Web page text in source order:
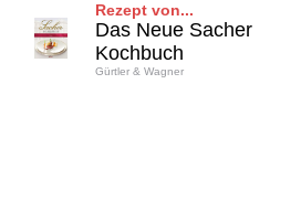
Rezept von...
Das Neue Sacher
Kochbuch
Gürtler & Wagner